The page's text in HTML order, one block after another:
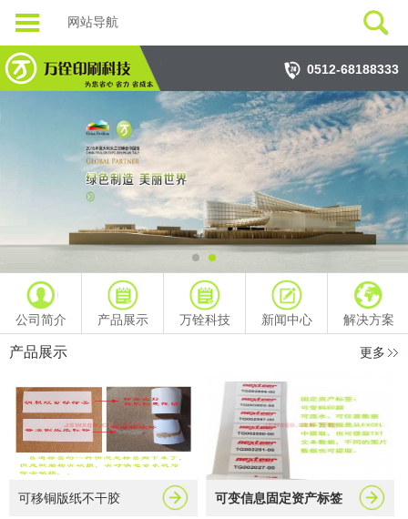
网站导航
0512-68188333
公司简介 产品展示 万铨科技 新闻中心 解决方案
产品展示 更多
可移铜版纸不干胶 可变信息固定资产标签